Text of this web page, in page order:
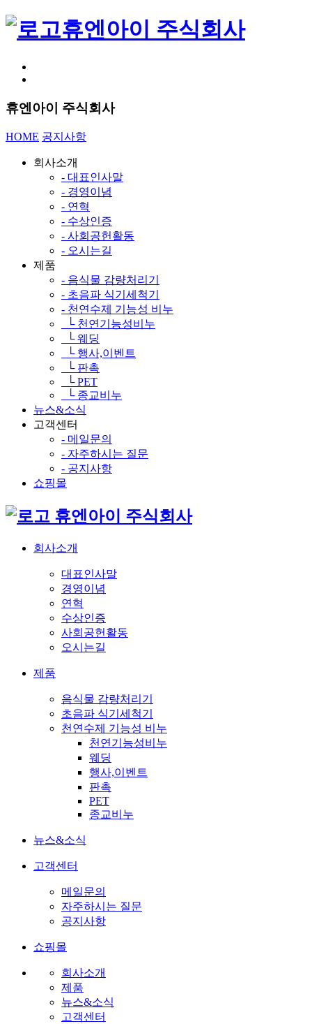
휴엔아이 주식회사
휴엔아이 주식회사
HOME 공지사항
회사소개
- 대표인사말
- 경영이념
- 연혁
- 수상인증
- 사회공헌활동
- 오시는길
제품
- 음식물 감량처리기
- 초음파 식기세척기
- 천연수제 기능성 비누
└ 천연기능성비누
└ 웨딩
└ 행사,이벤트
└ 판촉
└ PET
└ 종교비누
뉴스&소식
고객센터
- 메일문의
- 자주하시는 질문
- 공지사항
쇼핑몰
휴엔아이 주식회사
회사소개
대표인사말
경영이념
연혁
수상인증
사회공헌활동
오시는길
제품
음식물 감량처리기
초음파 식기세척기
천연수제 기능성 비누
천연기능성비누
웨딩
행사,이벤트
판촉
PET
종교비누
뉴스&소식
고객센터
메일문의
자주하시는 질문
공지사항
쇼핑몰
회사소개
제품
뉴스&소식
고객센터